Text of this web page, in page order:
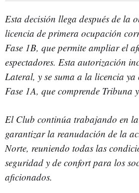
Esta decisión llega después de la
licencia de primera ocupación
Fase 1B, que permite ampliar el
espectadores. Esta autorización
Lateral, y se suma a la licencia ya
Fase 1A, que comprende Tribuna
El Club continúa trabajando en
garantizar la reanudación de la
Norte, reuniendo todas las
seguridad y de confort para los
aficionados.